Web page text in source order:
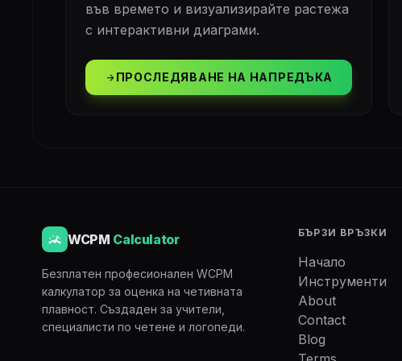
във времето и визуализирайте растежа
с интерактивни диаграми.
arrow_forwardПРОСЛЕДЯВАНЕ НА НАПРЕДЪКА
WCPM Calculator
Безплатен професионален WCPM
калкулатор за оценка на четивната
плавност. Създаден за учители,
специалисти по четене и логопеди.
БЪРЗИ ВРЪЗКИ
Начало
Инструменти
About
Contact
Blog